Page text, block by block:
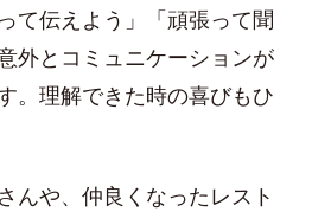
て伝えよう」「頑張って聞
外とコミュニケーションが
。理解できた時の喜びもひ
んや、仲良くなったレスト